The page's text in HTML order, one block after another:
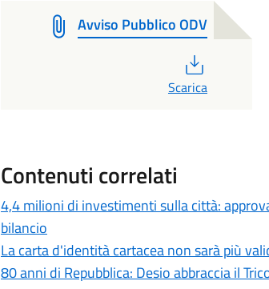
Avviso Pubblico ODV
Scarica
Contenuti correlati
4,4 milioni di investimenti sulla città:
bilancio
La carta d'identità cartacea non sarà più
80 anni di Repubblica: Desio abbraccia il